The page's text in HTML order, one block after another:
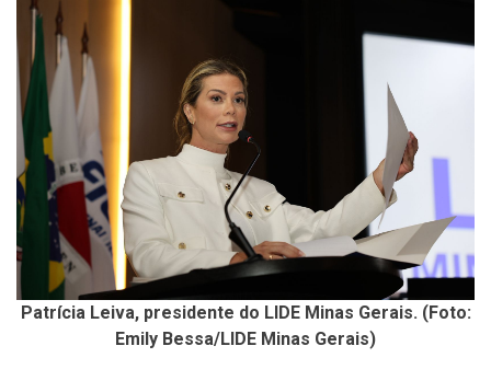
Patrícia Leiva, presidente do LIDE Minas Gerais. (Foto:
Emily Bessa/LIDE Minas Gerais)